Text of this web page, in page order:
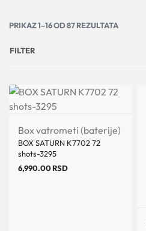
PRIKAZ 1–16 OD 87 REZULTATA
FILTER
Box vatrometi (baterije)
BOX SATURN K7702 72
shots-3295
6,990.00RSD